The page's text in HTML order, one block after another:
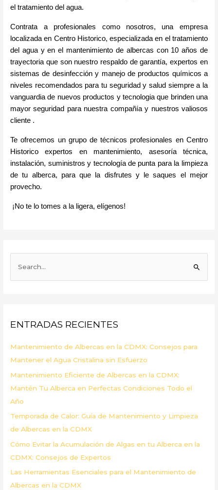
el tratamiento del agua.
Contrata a profesionales como nosotros, una empresa
localizada en Centro Historico, especializada en el tratamiento
del agua y en el mantenimiento de albercas con 10 años de
trayectoria que son nuestro respaldo de garantía, expertos en
sistemas de desinfección y manejo de productos químicos a
niveles recomendados para tu seguridad y salud siempre a la
vanguardia de nuevos productos y tecnologia que brinden una
mayor seguridad para nuestra compañía y nuestros valiosos
cliente .
Te ofrecemos un grupo de técnicos profesionales en Centro
Historico expertos en mantenimiento, asesoría técnica,
instalación, suministros y tecnología de punta para la limpieza
de tu alberca, para que la disfrutes y le saques el mejor
provecho.
¡No te lo tomes a la ligera, elígenos!
r
o
r
:
ENTRADAS RECIENTES
Mantenimiento de Albercas en la CDMX: Consejos para
Mantener el Agua Cristalina sin Esfuerzo
Mantenimiento Eficiente de Albercas en la CDMX:
Mantén Tu Alberca en Perfectas Condiciones Todo el
Año
Temporada de Calor: Guía de Mantenimiento y Limpieza
de Albercas en la CDMX
Cómo Evitar la Acumulación de Algas en tu Alberca en la
CDMX: Consejos de Expertos
Las Herramientas Esenciales para el Mantenimiento de
Albercas en la CDMX